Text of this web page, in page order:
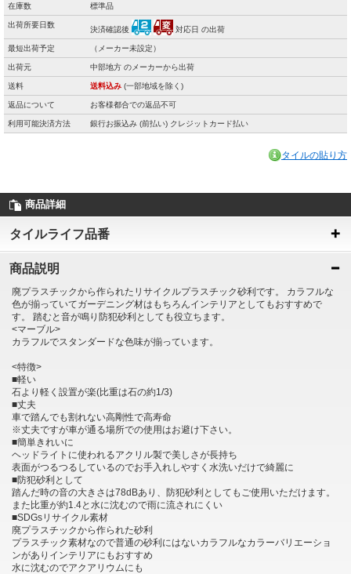
在庫数 標準品
出荷所要日数
決済確認後 対応日 の出荷
最短出荷予定 （メーカー未設定）
出荷元 中部地方 のメーカーから出荷
送料 送料込み (一部地域を除く)
返品について お客様都合での返品不可
利用可能決済方法 銀行お振込み (前払い) クレジットカード払い
タイルの貼り方
商品詳細
タイルライフ品番
商品説明
廃プラスチックから作られたリサイクルプラスチック砂利です。 カラフルな
色が揃っていてガーデニング材はもちろんインテリアとしてもおすすめで
す。 踏むと音が鳴り防犯砂利としても役立ちます。
<マーブル>
カラフルでスタンダードな色味が揃っています。
<特徴>
■軽い
石より軽く設置が楽(比重は石の約1/3)
■丈夫
車で踏んでも割れない高剛性で高寿命
※丈夫ですが車が通る場所での使用はお避け下さい。
■簡単きれいに
ヘッドライトに使われるアクリル製で美しさが長持ち
表面がつるつるしているのでお手入れしやすく水洗いだけで綺麗に
■防犯砂利として
踏んだ時の音の大きさは78dBあり、防犯砂利としてもご使用いただけます。
また比重が約1.4と水に沈むので雨に流されにくい
■SDGsリサイクル素材
廃プラスチックから作られた砂利
プラスチック素材なので普通の砂利にはないカラフルなカラーバリエーショ
ンがありインテリアにもおすすめ
水に沈むのでアクアリウムにも